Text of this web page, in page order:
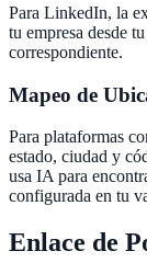
Para LinkedIn, la
tu empresa desde
correspondiente.
Mapeo de
Para plataformas
estado, ciudad y
usa IA para
configurada en tu
Enlace de